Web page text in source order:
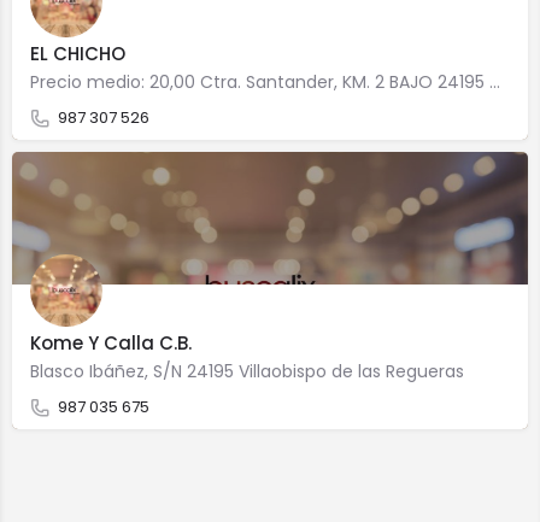
EL CHICHO
Precio medio: 20,00 Ctra. Santander, KM. 2 BAJO 24195 Villaobispo de las Regueras
987 307 526
Kome Y Calla C.B.
Blasco Ibáñez, S/N 24195 Villaobispo de las Regueras
987 035 675